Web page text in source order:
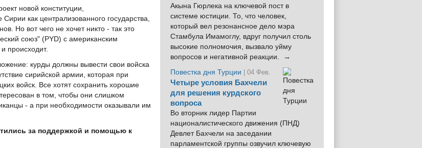
новой конституции,
как централизованного государства,
Но вот чего не хочет никто - так это
союз" (PYD) с американским
происходит.
курды должны вывести свои войска
сирийской армии, которая при
войск. Все хотят сохранить хорошие
в том, чтобы они слишком
- а при необходимости оказывали им
за поддержкой и помощью к
Акына Гюрлека на ключевой пост в
системе юстиции. То, что человек,
который вел резонансное дело мэра
Стамбула Имамоглу, вдруг получил столь
высокие полномочия, вызвало уйму
вопросов и негативной реакции. →
Повестка дня Турции
| 04 Фев.
Четыре условия Бахчели
для решения курдского
вопроса
Во вторник лидер Партии
националистического движения (ПНД)
Девлет Бахчели на заседании
парламентской группы озвучил ключевую